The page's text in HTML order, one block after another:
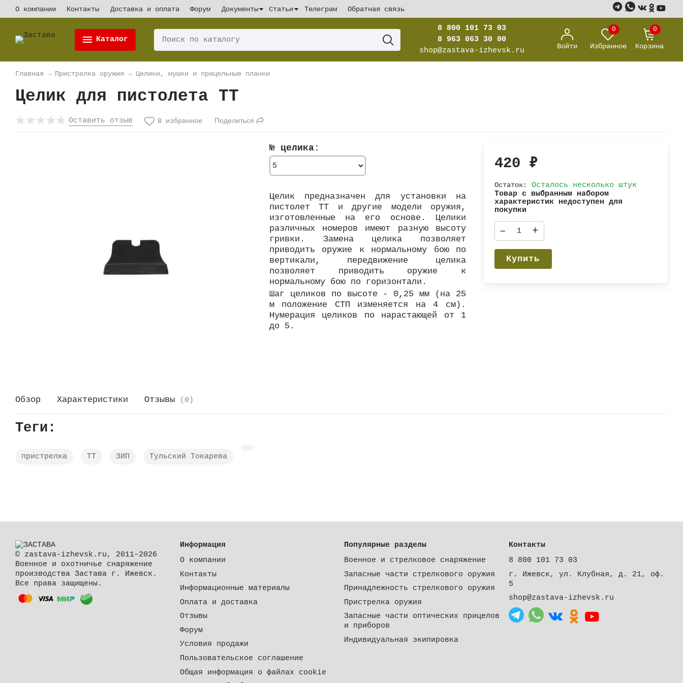
О компании Контакты Доставка и оплата Форум Документы Статьи Телеграм Обратная связь
Каталог
8 800 101 73 03
8 963 063 30 00
shop@zastava-izhevsk.ru
Войти
0
Избранное
0
Корзина
Главная → Пристрелка оружия → Целики, мушки и прицельные планки
Целик для пистолета ТТ
Оставить отзыв В избранное Поделиться
№ целика:
Целик предназначен для установки на
пистолет ТТ и другие модели оружия,
изготовленные на его основе. Целики
различных номеров имеют разную высоту
гривки. Замена целика позволяет
приводить оружие к нормальному бою по
вертикали, передвижение целика
позволяет приводить оружие к
нормальному бою по горизонтали.
Шаг целиков по высоте - 0,25 мм (на 25
м положение СТП изменяется на 4 см).
Нумерация целиков по нарастающей от 1
до 5.
420 ₽
Остаток:
Осталось несколько штук
Товар с выбранным набором
характеристик недоступен для
покупки
– +
Купить
Обзор Характеристики Отзывы (0)
Теги:
пристрелка ТТ ЗИП Тульский Токарева
© zastava-izhevsk.ru, 2011–2026
Военное и охотничье снаряжение
производства Застава г. Ижевск.
Все права защищены.
Информация
О компании
Контакты
Информационные материалы
Оплата и доставка
Отзывы
Форум
Условия продажи
Пользовательское соглашение
Общая информация о файлах cookie
Популярные разделы
Военное и стрелковое снаряжение
Запасные части стрелкового оружия
Принадлежность стрелкового оружия
Пристрелка оружия
Запасные части оптических прицелов
и приборов
Индивидуальная экипировка
Контакты
8 800 101 73 03
г. Ижевск, ул. Клубная, д. 21, оф.
5
shop@zastava-izhevsk.ru